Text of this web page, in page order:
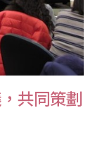
共同策劃